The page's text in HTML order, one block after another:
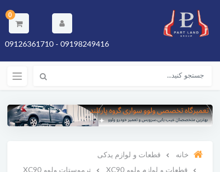
0
09198249416 - 09126361710
خانه قطعات و لوازم یدکی
قطعات و لوازم ولوو XC90 ترموستات ولوو XC90